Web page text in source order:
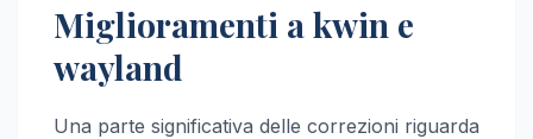
Miglioramenti a kwin e
wayland
Una parte significativa delle correzioni riguarda